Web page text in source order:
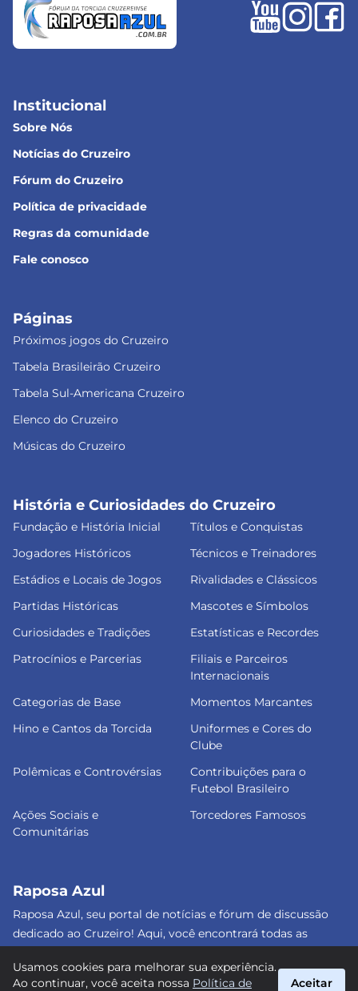
Institucional
Sobre Nós
Notícias do Cruzeiro
Fórum do Cruzeiro
Política de privacidade
Regras da comunidade
Fale conosco
Páginas
Próximos jogos do Cruzeiro
Tabela Brasileirão Cruzeiro
Tabela Sul-Americana Cruzeiro
Elenco do Cruzeiro
Músicas do Cruzeiro
História e Curiosidades do Cruzeiro
Fundação e História Inicial
Títulos e Conquistas
Jogadores Históricos
Técnicos e Treinadores
Estádios e Locais de Jogos
Rivalidades e Clássicos
Partidas Históricas
Mascotes e Símbolos
Curiosidades e Tradições
Estatísticas e Recordes
Patrocínios e Parcerias
Filiais e Parceiros
Internacionais
Categorias de Base
Momentos Marcantes
Hino e Cantos da Torcida
Uniformes e Cores do
Clube
Polêmicas e Controvérsias
Contribuições para o
Futebol Brasileiro
Ações Sociais e
Comunitárias
Torcedores Famosos
Raposa Azul
Raposa Azul, seu portal de notícias e fórum de discussão
dedicado ao Cruzeiro! Aqui, você encontrará todas as
sobre o nosso amado clube. Junte-se a nós e faça parte
Usamos cookies para melhorar sua experiência.
Ao continuar, você aceita nossa Política de Aceitar